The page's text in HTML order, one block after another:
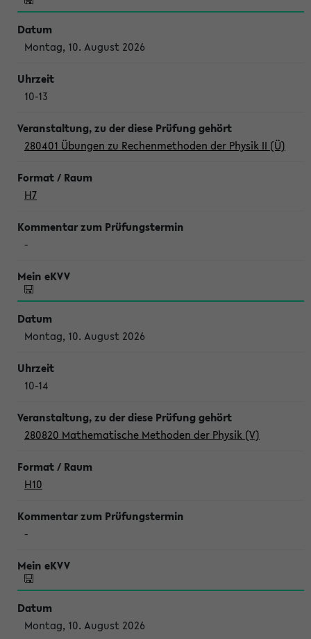
Montag, 10. August 2026
10-13
280401 Übungen zu Rechenmethoden der Physik II (Ü)
H7
-
Montag, 10. August 2026
10-14
280820 Mathematische Methoden der Physik (V)
H10
-
Montag, 10. August 2026